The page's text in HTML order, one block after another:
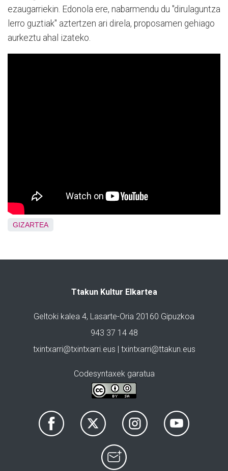
ezaugarriekin. Edonola ere, nabarmendu du "dirulaguntza
lerro guztiak" aztertzen ari direla, proposamen gehiago
aurkeztu ahal izateko.
GIZARTEA
Ttakun Kultur Elkartea
Geltoki kalea 4, Lasarte-Oria 20160 Gipuzkoa
943 37 14 48
txintxarri@txintxarri.eus | txintxarri@ttakun.eus
Codesyntaxek garatua